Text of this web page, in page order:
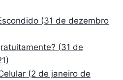
(31 de dezembro
(31 de
(2 de janeiro de